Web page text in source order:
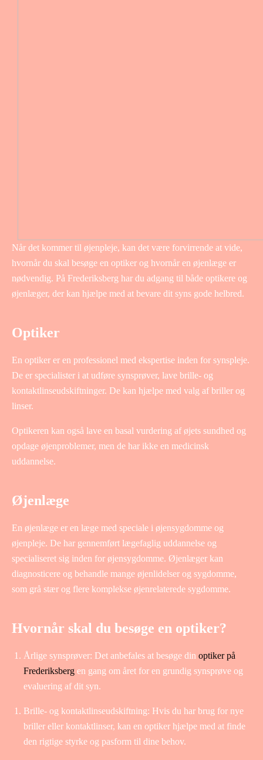
Når det kommer til øjenpleje, kan det være forvirrende at vide,
hvornår du skal besøge en optiker og hvornår en øjenlæge er
nødvendig. På Frederiksberg har du adgang til både optikere og
øjenlæger, der kan hjælpe med at bevare dit syns gode helbred.
Optiker
En optiker er en professionel med ekspertise inden for synspleje.
De er specialister i at udføre synsprøver, lave brille- og
kontaktlinseudskiftninger. De kan hjælpe med valg af briller og
linser.
Optikeren kan også lave en basal vurdering af øjets sundhed og
opdage øjenproblemer, men de har ikke en medicinsk
uddannelse.
Øjenlæge
En øjenlæge er en læge med speciale i øjensygdomme og
øjenpleje. De har gennemført lægefaglig uddannelse og
specialiseret sig inden for øjensygdomme. Øjenlæger kan
diagnosticere og behandle mange øjenlidelser og sygdomme,
som grå stær og flere komplekse øjenrelaterede sygdomme.
Hvornår skal du besøge en optiker?
Årlige synsprøver: Det anbefales at besøge dinoptiker på
Frederiksberg en gang om året for en grundig synsprøve og
evaluering af dit syn.
Brille- og kontaktlinseudskiftning: Hvis du har brug for nye
briller eller kontaktlinser, kan en optiker hjælpe med at finde
den rigtige styrke og pasform til dine behov.